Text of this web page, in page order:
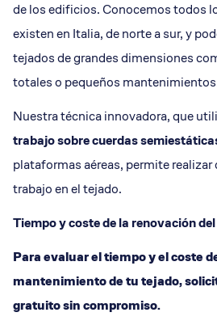
de los edificios. Conocemos todos
existen en Italia, de norte a sur, y
tejados de grandes dimensiones
totales o pequeños
Nuestra técnica innovadora, que
trabajo sobre cuerdas
plataformas aéreas, permite
trabajo en el tejado.
Tiempo y coste de la renovación
Para evaluar el tiempo y el coste
mantenimiento de tu tejado,
gratuito sin compromiso.